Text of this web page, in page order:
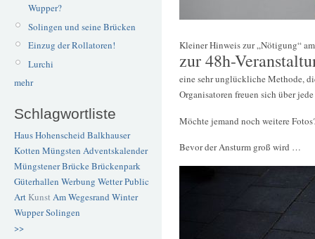
Wupper?
Solingen und seine Brücken
Einzug der Rollatoren!
Lurchi
mehr
Schlagwortliste
Haus Hohenscheid Balkhauser
Kotten Müngsten Adventskalender
Müngstener BrückeBrückenpark
Güterhallen Werbung WetterPublic
Art Kunst Am Wegesrand Winter
WupperSolingen
>>
Kleiner Hinweis zur „Nötigung“
zur 48h-
eine sehr unglückliche Methode,
Organisatoren freuen sich über
Möchte jemand noch weitere
Bevor der Ansturm groß wird …